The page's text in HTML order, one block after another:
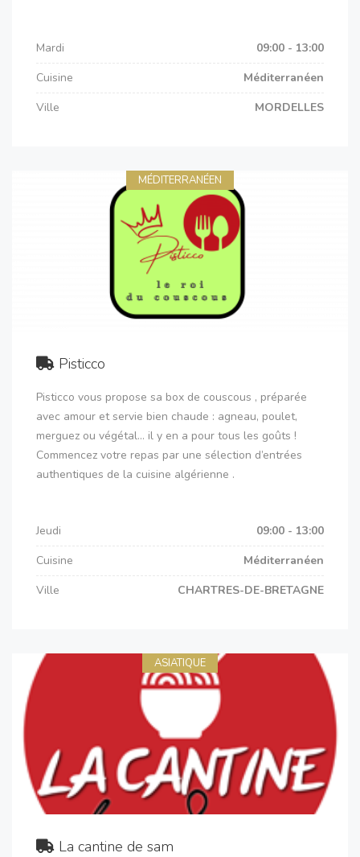
Mardi
09:00 - 13:00
Cuisine
Méditerranéen
Ville
MORDELLES
MÉDITERRANÉEN
Pisticco
Pisticco vous propose sa box de couscous , préparée
avec amour et servie bien chaude : agneau, poulet,
merguez ou végétal… il y en a pour tous les goûts !
Commencez votre repas par une sélection d’entrées
authentiques de la cuisine algérienne .
Jeudi
09:00 - 13:00
Cuisine
Méditerranéen
Ville
CHARTRES-DE-BRETAGNE
ASIATIQUE
La cantine de sam